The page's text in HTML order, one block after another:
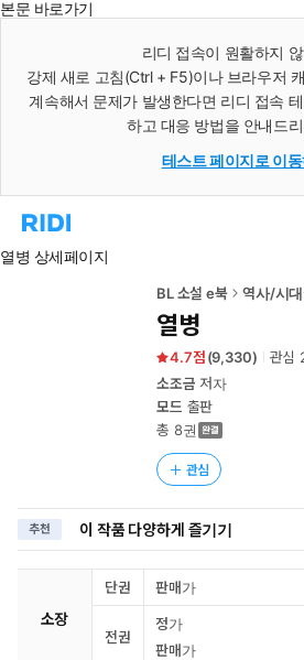
본문 바로가기
리디 접속이 원활하지
강제 새로 고침(Ctrl + F5)이나 브라우저
계속해서 문제가 발생한다면 리디 접속
하고 대응 방법을 안내드
테스트 페이지로 이
리
홈
열병 상세페이지
BL 소설 e북 역사/시
열병
4.7 (9,330) 관심
소조금 저자
모드 출판
총 8권
관심
추천 이 작품 다양하게 즐기기
소장
단권 판매가
전권
정가
판매가